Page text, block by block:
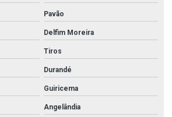
Pavão
Delfim Moreira
Tiros
Durandé
Guiricema
Angelândia